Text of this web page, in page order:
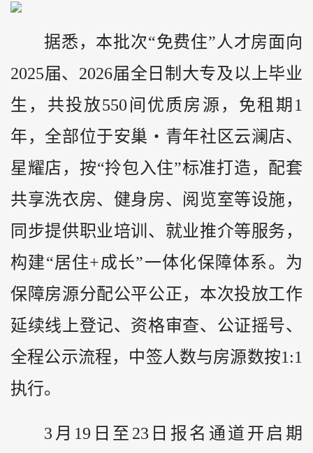
据悉，本批次“免费住”人才房面向
2025届、2026届全日制大专及以上毕业
生，共投放550间优质房源，免租期1
年，全部位于安巢・青年社区云澜店、
星耀店，按“拎包入住”标准打造，配套
共享洗衣房、健身房、阅览室等设施，
同步提供职业培训、就业推介等服务，
构建“居住+成长”一体化保障体系。为
保障房源分配公平公正，本次投放工作
延续线上登记、资格审查、公证摇号、
全程公示流程，中签人数与房源数按1:1
执行。
3月19日至23日报名通道开启期